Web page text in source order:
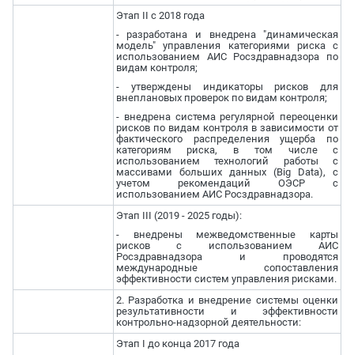
Этап II с 2018 года
- разработана и внедрена "динамическая
модель" управления категориями риска с
использованием АИС Росздравнадзора по
видам контроля;
- утверждены индикаторы рисков для
внеплановых проверок по видам контроля;
- внедрена система регулярной переоценки
рисков по видам контроля в зависимости от
фактического распределения ущерба по
категориям риска, в том числе с
использованием технологий работы с
массивами больших данных (Big Data), с
учетом рекомендаций ОЭСР с
использованием АИС Росздравнадзора.
Этап III (2019 - 2025 годы):
- внедрены межведомственные карты
рисков с использованием АИС
Росздравнадзора и проводятся
международные сопоставления
эффективности систем управления рисками.
2. Разработка и внедрение системы оценки
результативности и эффективности
контрольно-надзорной деятельности:
Этап I до конца 2017 года